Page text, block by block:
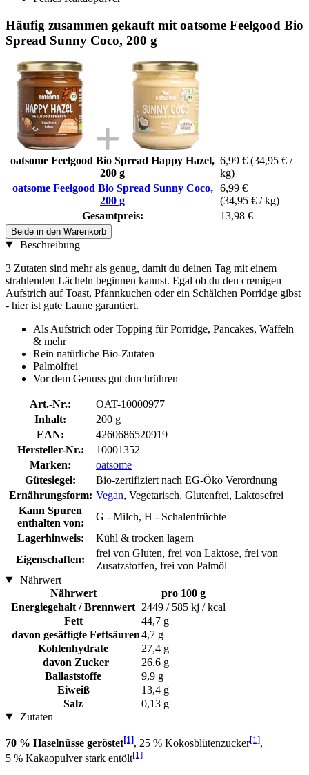
Häufig zusammen gekauft mit oatsome Feelgood Bio
Spread Sunny Coco, 200 g
oatsome Feelgood Bio Spread Happy Hazel,
200 g
6,99 € (34,95 € /
kg)
oatsome Feelgood Bio Spread Sunny Coco,
200 g
6,99 €
(34,95 € / kg)
Gesamtpreis:
13,98 €
Beide in den Warenkorb
Beschreibung
3 Zutaten sind mehr als genug, damit du deinen Tag mit einem
strahlenden Lächeln beginnen kannst. Egal ob du den cremigen
Aufstrich auf Toast, Pfannkuchen oder ein Schälchen Porridge gibst
- hier ist gute Laune garantiert.
Als Aufstrich oder Topping für Porridge, Pancakes, Waffeln
& mehr
Rein natürliche Bio-Zutaten
Palmölfrei
Vor dem Genuss gut durchrühren
Art.-Nr.:
OAT-10000977
Inhalt:
200 g
EAN:
4260686520919
Hersteller-Nr.:
10001352
Marken:
oatsome
Gütesiegel:
Bio-zertifiziert nach EG-Öko Verordnung
Ernährungsform: Vegan, Vegetarisch, Glutenfrei, Laktosefrei
Kann Spuren
enthalten von:
G - Milch, H - Schalenfrüchte
Lagerhinweis:
Kühl & trocken lagern
Eigenschaften:
frei von Gluten, frei von Laktose, frei von
Zusatzstoffen, frei von Palmöl
Nährwert
Nährwert
pro 100 g
Energiegehalt / Brennwert 2449 / 585 kj / kcal
Fett
44,7 g
davon gesättigte Fettsäuren4,7 g
Kohlenhydrate
27,4 g
davon Zucker
26,6 g
Ballaststoffe
9,9 g
Eiweiß
13,4 g
Salz
0,13 g
Zutaten
70 % Haselnüsse geröstet[1], 25 % Kokosblütenzucker[1],
5 % Kakaopulver stark entölt[1]